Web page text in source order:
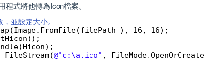
式將他轉為Icon檔案。
並設定大小。
), 16, 16);
FileStream(@"c:\a.ico" , FileMode.OpenOrCreate);